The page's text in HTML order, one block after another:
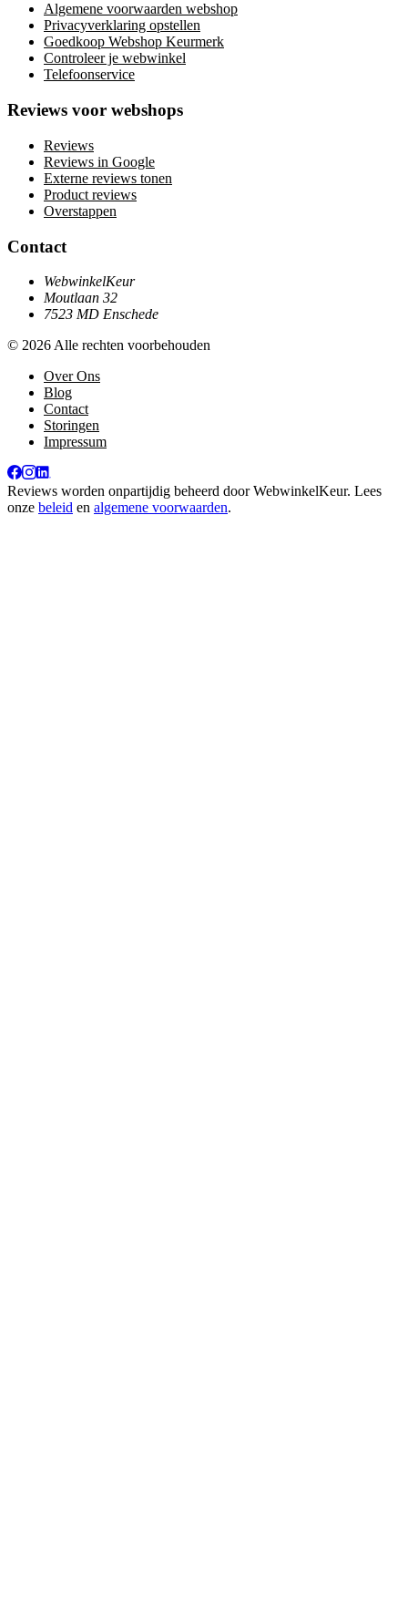
Algemene voorwaarden webshop
Privacyverklaring opstellen
Goedkoop Webshop Keurmerk
Controleer je webwinkel
Telefoonservice
Reviews voor webshops
Reviews
Reviews in Google
Externe reviews tonen
Product reviews
Overstappen
Contact
WebwinkelKeur
Moutlaan 32
7523 MD Enschede
© 2026 Alle rechten voorbehouden
Over Ons
Blog
Contact
Storingen
Impressum
Reviews worden onpartijdig beheerd doorWebwinkelKeur. Lees
onze beleid en algemene voorwaarden.